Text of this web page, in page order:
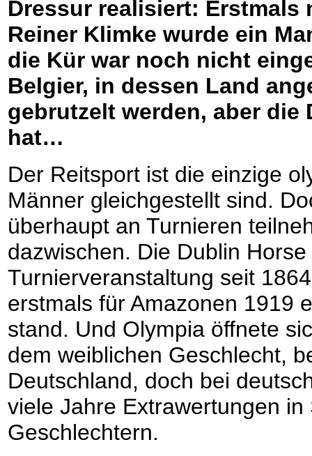
Dressur realisiert: Erstmals
Reiner Klimke wurde ein
die Kür war noch nicht
Belgier, in dessen Land
gebrutzelt werden, aber die
hat…
Der Reitsport ist die einzige
Männer gleichgestellt sind.
überhaupt an Turnieren
dazwischen. Die Dublin
Turnierveranstaltung seit
erstmals für Amazonen 1919
stand. Und Olympia öffnete
dem weiblichen Geschlecht,
Deutschland, doch bei
viele Jahre Extrawertungen
Geschlechtern.